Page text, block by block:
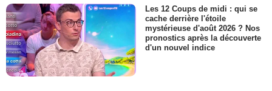
Les 12 Coups de midi : qui se
cache derrière l'étoile
mystérieuse d'août 2026 ? Nos
pronostics après la découverte
d'un nouvel indice